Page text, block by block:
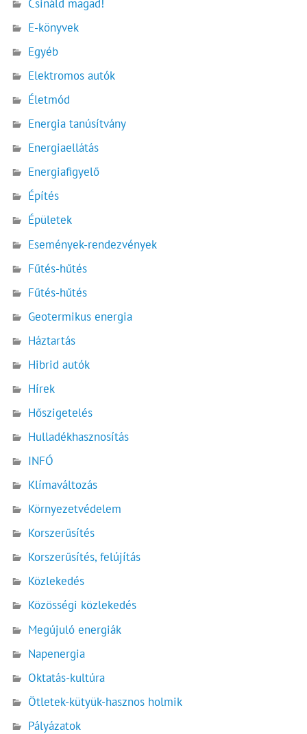
Csináld magad!
E-könyvek
Egyéb
Elektromos autók
Életmód
Energia tanúsítvány
Energiaellátás
Energiafigyelő
Építés
Épületek
Események-rendezvények
Fűtés-hűtés
Fűtés-hűtés
Geotermikus energia
Háztartás
Hibrid autók
Hírek
Hőszigetelés
Hulladékhasznosítás
INFÓ
Klímaváltozás
Környezetvédelem
Korszerűsítés
Korszerűsítés, felújítás
Közlekedés
Közösségi közlekedés
Megújuló energiák
Napenergia
Oktatás-kultúra
Ötletek-kütyük-hasznos holmik
Pályázatok